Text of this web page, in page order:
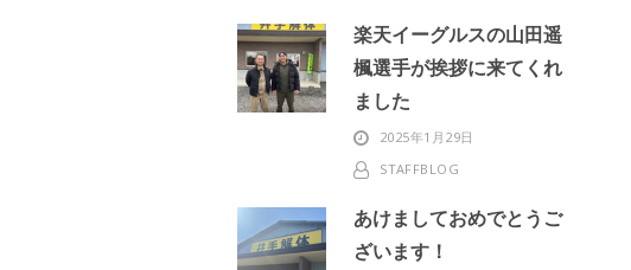
楽天イーグルスの山田遥
楓選手が挨拶に来てくれ
ました
2025年1月29日
STAFFBLOG
あけましておめでとうご
ざいます！